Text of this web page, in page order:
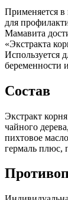
Применяется
для
Мамавита
«Экстракта
Используется
беременности
Состав
Экстракт
чайного
пихтовое
гермаль плюс,